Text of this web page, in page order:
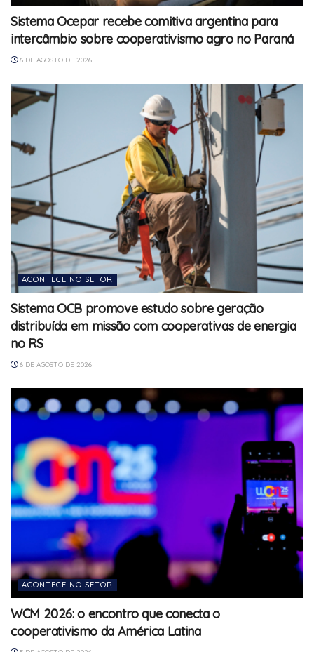
Sistema Ocepar recebe comitiva argentina para
intercâmbio sobre cooperativismo agro no Paraná
6 DE AGOSTO DE 2026
ACONTECE NO SETOR
Sistema OCB promove estudo sobre geração
distribuída em missão com cooperativas de energia
no RS
6 DE AGOSTO DE 2026
ACONTECE NO SETOR
WCM 2026: o encontro que conecta o
cooperativismo da América Latina